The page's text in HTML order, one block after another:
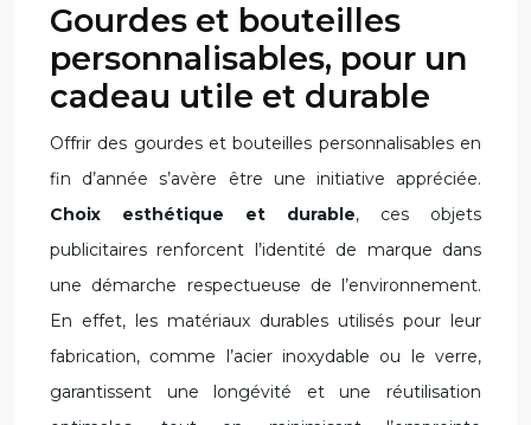
Gourdes et bouteilles
personnalisables, pour un
cadeau utile et durable
Offrir des gourdes et bouteilles personnalisables en
fin d’année s’avère être une initiative appréciée.
Choix esthétique et durable, ces objets
publicitaires renforcent l’identité de marque dans
une démarche respectueuse de l’environnement.
En effet, les matériaux durables utilisés pour leur
fabrication, comme l’acier inoxydable ou le verre,
garantissent une longévité et une réutilisation